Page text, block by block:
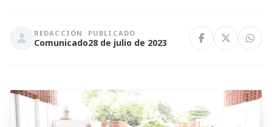
REDACCIÓN
Comunicado
PUBLICADO
28 de julio de 2023